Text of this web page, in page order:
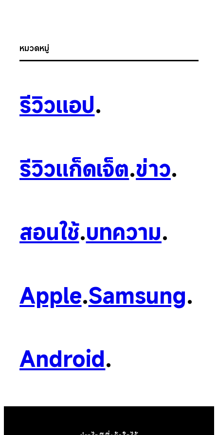
หมวดหมู่
รีวิวแอป.
รีวิวแก็ดเจ็ต.ข่าว.
สอนใช้.บทความ.
Apple.Samsung.
Android.